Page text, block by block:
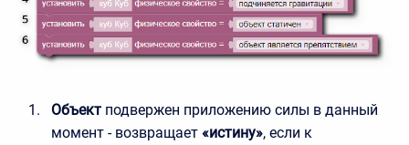
Объект подвержен приложению силы в данный
момент - возвращает «истину», если к